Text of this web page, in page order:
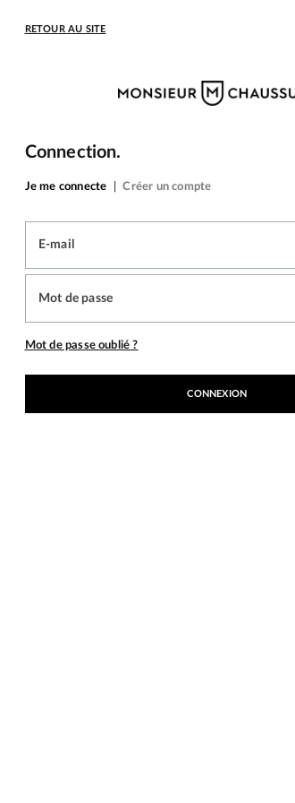
RETOUR AU SITE
Connection.
Je me connecte Créer un compte
E-mail
Mot de passe
Mot de passe oublié ?
CONNEXION